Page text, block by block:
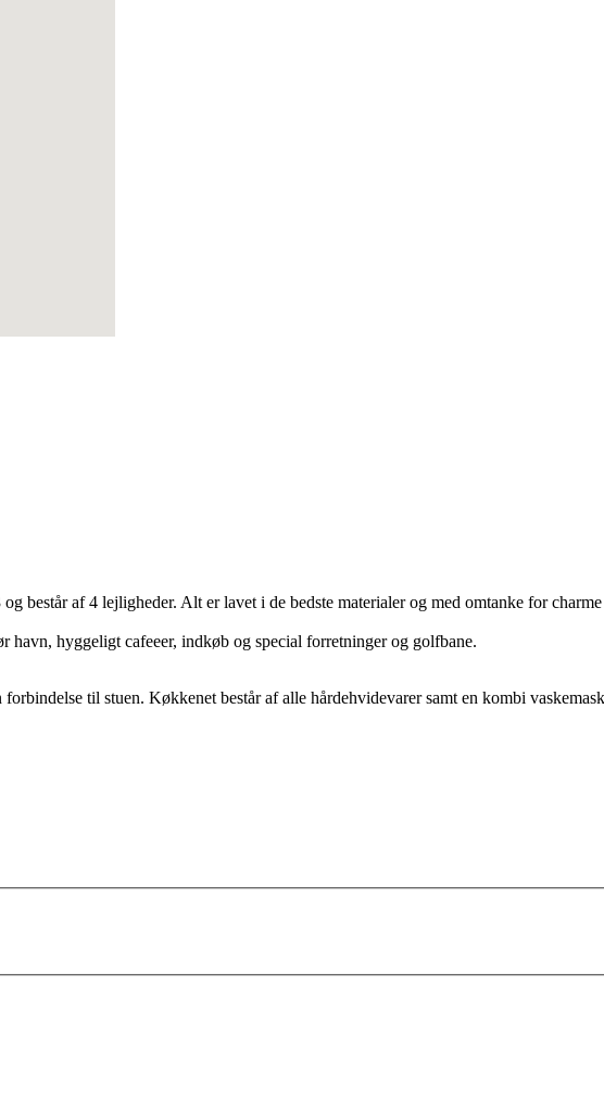
består af 4 lejligheder. Alt er lavet i de bedste materialer og med omtanke for
havn, hyggeligt cafeeer, indkøb og special forretninger og golfbane.
til stuen. Køkkenet består af alle hårdehvidevarer samt en kombi